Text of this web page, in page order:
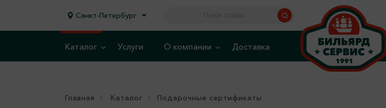
Санкт-Петербург
Каталог Услуги О компании Доставка
Главная Каталог Подарочные сертификаты